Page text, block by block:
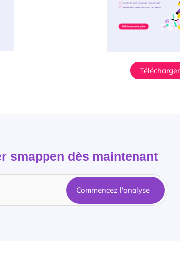
Télécharger
smappen dès maintenant
Commencez l'analyse